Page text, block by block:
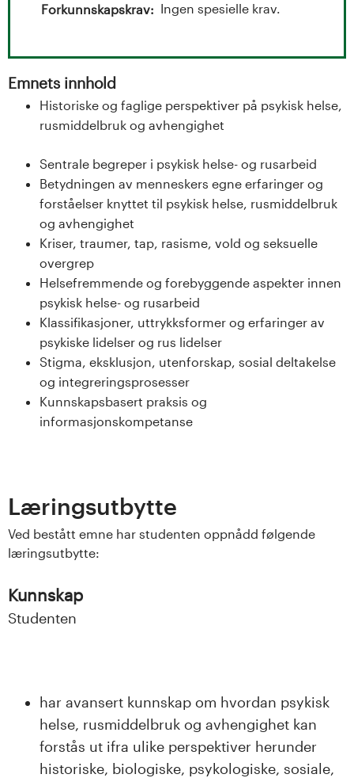
n
n
n
a
Forkunnskapskrav
Ingen spesielle krav.
Emnets innhold
Historiske og faglige perspektiver på psykisk helse,
rusmiddelbruk og avhengighet
Sentrale begreper i psykisk helse- og rusarbeid
Betydningen av menneskers egne erfaringer og
forståelser knyttet til psykisk helse, rusmiddelbruk
og avhengighet
Kriser, traumer, tap, rasisme, vold og seksuelle
overgrep
Helsefremmende og forebyggende aspekter innen
psykisk helse- og rusarbeid
Klassifikasjoner, uttrykksformer og erfaringer av
psykiske lidelser og rus lidelser
Stigma, eksklusjon, utenforskap, sosial deltakelse
og integreringsprosesser
Kunnskapsbasert praksis og
informasjonskompetanse
Læringsutbytte
Ved bestått emne har studenten oppnådd følgende
læringsutbytte:
Kunnskap
Studenten
har avansert kunnskap om hvordan psykisk
helse, rusmiddelbruk og avhengighet kan
forstås ut ifra ulike perspektiver herunder
historiske, biologiske, psykologiske, sosiale,